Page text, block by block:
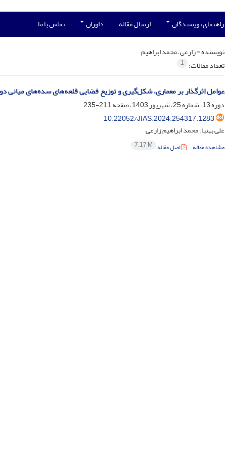
راهنمای نویسندگان ارسال مقاله داوران تماس با ما
نویسنده =زارعی، محمد ابراهیم
تعداد مقالات: 1
عوامل اثرگذار بر معماری، شکل‌گیری و توزیع فضایی قلعه‌های سده‌های میانی
دوره 13، شماره 25، شهریور 1403، صفحه
211-235
10.22052/JIAS.2024.254317.1283
علی بهنیا؛ محمد ابراهیم زارعی
مشاهده مقاله اصل مقاله 7.17 M